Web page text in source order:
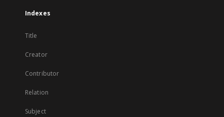
Indexes
Title
Creator
Contributor
Relation
Subject